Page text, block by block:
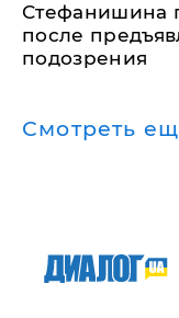
Стефанишина
после
подозрения
Смотреть